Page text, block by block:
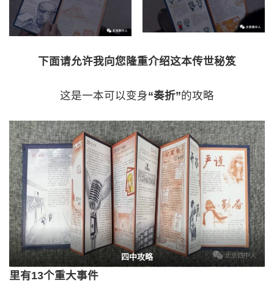
下面请允许我向您隆重介绍这本传世秘笈
这是一本可以变身“奏折”的攻略
四中攻略
里有13个重大事件